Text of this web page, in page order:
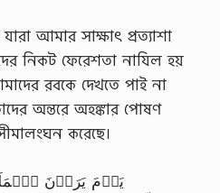
আমার সাক্ষাৎ প্রত্যাশা
নিকট ফেরেশতা নাযিল হয়
রবকে দেখতে পাই না
অন্তরে অহঙ্কার পোষণ
করেছে।
يَوۡمَ يَرَوۡنَ